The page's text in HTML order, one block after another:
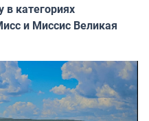
категориях
и Миссис Великая